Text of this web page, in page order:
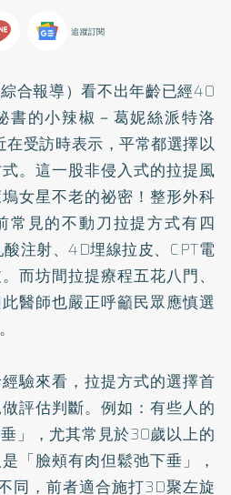
追蹤訂閱
合報導）看不出年齡已經40
書的小辣椒－葛妮絲派特洛
受訪時表示，平常都選擇以
。這一股非侵入式的拉提風
女星不老的祕密！整形外科
常見的不動刀拉提方式有四
注射、4D埋線拉皮、CPT電
而坊間拉提療程五花八門、
醫師也嚴正呼籲民眾應慎選
驗來看，拉提方式的選擇首
評估判斷。例如：有些人的
」，尤其常見於30歲以上的
「臉頰有肉但鬆弛下垂」，
同，前者適合施打3D聚左旋